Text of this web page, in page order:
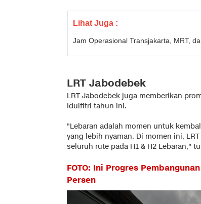
Lihat Juga :
Jam Operasional Transjakarta, MRT,
LRT Jabodebek
LRT Jabodebek juga memberikan
Idulfitri tahun ini.
"Lebaran adalah momen untuk
yang lebih nyaman. Di momen ini,
seluruh rute pada H1 & H2 Lebaran,"
FOTO: Ini Progres
Persen